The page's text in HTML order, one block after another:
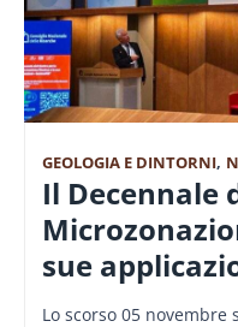
GEOLOGIA E DINTORNI,
Il Decennale
sue
Lo scorso 05